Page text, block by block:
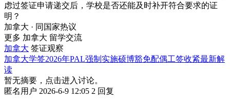
虑过签证申请递交后，学校是否还能及时补开符合要求的证
明？
加拿大 · 同国家热议
更多 加拿大 留学交流
加拿大 签证观察
加拿大学签2026年PAL强制实施硕博豁免配偶工签收紧最新解
读
暂无摘要，点击进入讨论。
匿名用户 2026-6-9 12:05 2 回复